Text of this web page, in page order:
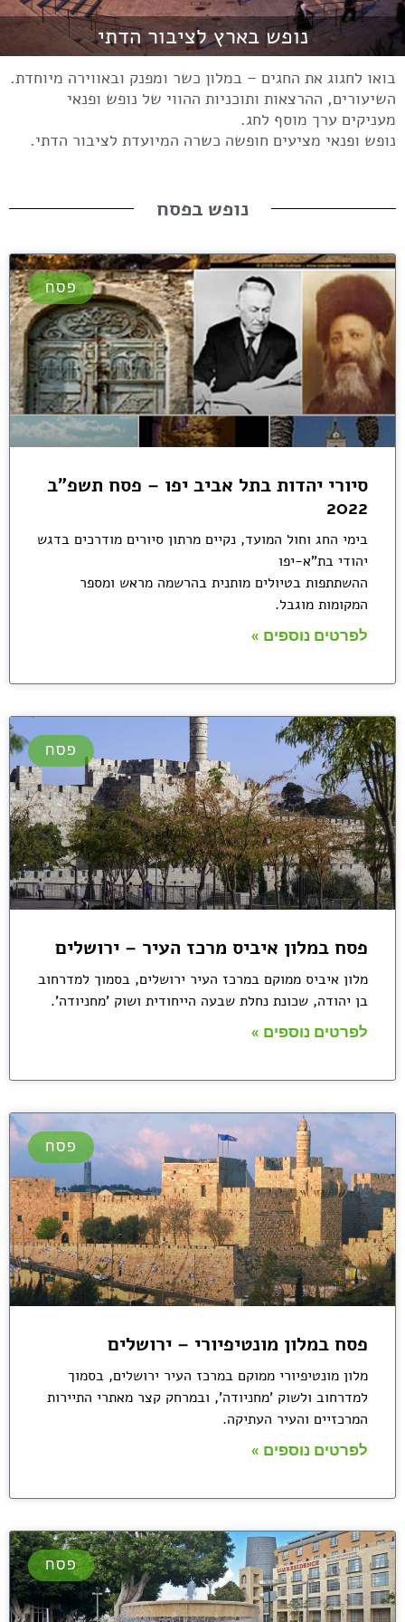
נופש בארץ לציבור הדתי
בואו לחגוג את החגים – במלון כשר ומפנק ובאווירה מיוחדת.
השיעורים, ההרצאות ותוכניות ההווי של נופש ופנאי
מעניקים ערך מוסף לחג.
נופש ופנאי מציעים חופשה כשרה המיועדת לציבור הדתי.
נופש בפסח
פסח
סיורי יהדות בתל אביב יפו – פסח תשפ"ב
2022
בימי החג וחול המועד, נקיים מרתון סיורים מודרכים בדגש
יהודי בת"א-יפו
ההשתתפות בטיולים מותנית בהרשמה מראש ומספר
המקומות מוגבל.
לפרטים נוספים »
פסח
פסח במלון איביס מרכז העיר – ירושלים
מלון איביס ממוקם במרכז העיר ירושלים, בסמוך למדרחוב
בן יהודה, שכונת נחלת שבעה הייחודית ושוק 'מחניודה'.
לפרטים נוספים »
פסח
פסח במלון מונטיפיורי – ירושלים
מלון מונטיפיורי ממוקם במרכז העיר ירושלים, בסמוך
למדרחוב ולשוק 'מחניודה', ובמרחק קצר מאתרי התיירות
המרכזיים והעיר העתיקה.
לפרטים נוספים »
פסח